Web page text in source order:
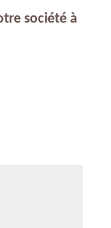
société à